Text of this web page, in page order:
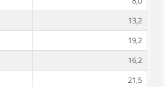
13,2
19,2
16,2
21,5